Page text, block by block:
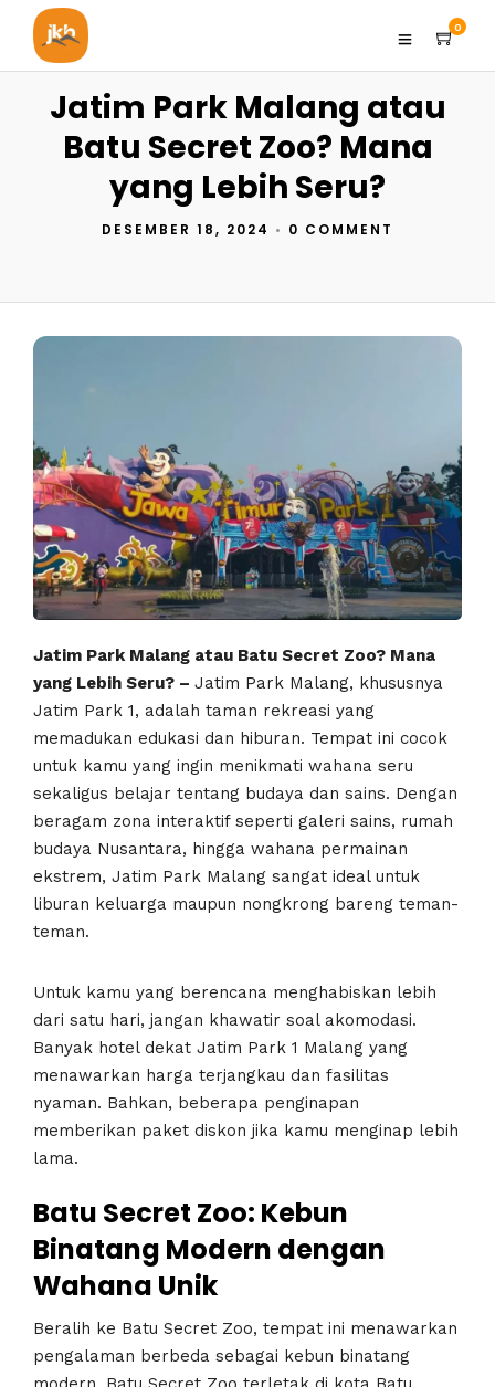
0
Jatim Park Malang atau
Batu Secret Zoo? Mana
yang Lebih Seru?
DESEMBER 18, 2024 • 0 COMMENT
Jatim Park Malang atau Batu Secret Zoo? Mana
yang Lebih Seru? – Jatim Park Malang, khususnya
Jatim Park 1, adalah taman rekreasi yang
memadukan edukasi dan hiburan. Tempat ini cocok
untuk kamu yang ingin menikmati wahana seru
sekaligus belajar tentang budaya dan sains. Dengan
beragam zona interaktif seperti galeri sains, rumah
budaya Nusantara, hingga wahana permainan
ekstrem, Jatim Park Malang sangat ideal untuk
liburan keluarga maupun nongkrong bareng teman-
teman.
Untuk kamu yang berencana menghabiskan lebih
dari satu hari, jangan khawatir soal akomodasi.
Banyak hotel dekat Jatim Park 1 Malang yang
menawarkan harga terjangkau dan fasilitas
nyaman. Bahkan, beberapa penginapan
memberikan paket diskon jika kamu menginap lebih
lama.
Batu Secret Zoo: Kebun
Binatang Modern dengan
Wahana Unik
Beralih ke Batu Secret Zoo, tempat ini menawarkan
pengalaman berbeda sebagai kebun binatang